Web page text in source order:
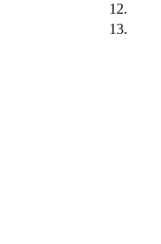
12.
13.